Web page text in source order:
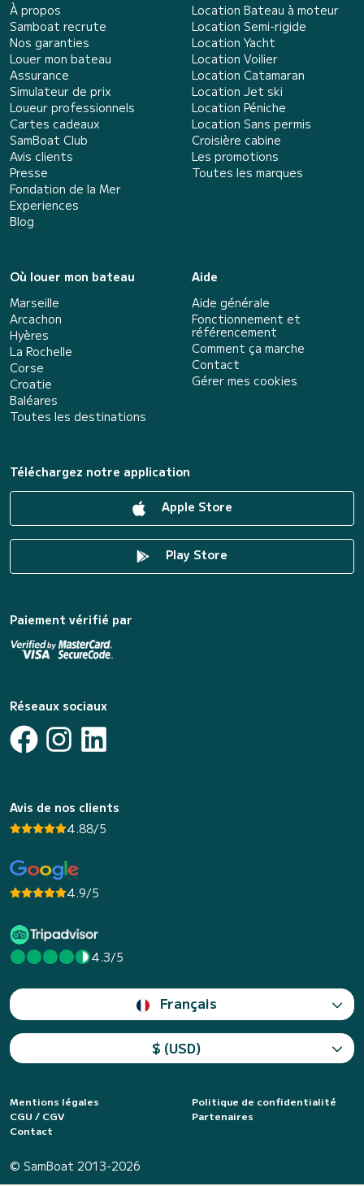
À propos
Samboat recrute
Nos garanties
Louer mon bateau
Assurance
Simulateur de prix
Loueur professionnels
Cartes cadeaux
SamBoat Club
Avis clients
Presse
Fondation de la Mer
Experiences
Blog
Location Bateau à moteur
Location Semi-rigide
Location Yacht
Location Voilier
Location Catamaran
Location Jet ski
Location Péniche
Location Sans permis
Croisière cabine
Les promotions
Toutes les marques
Où louer mon bateau
Marseille
Arcachon
Hyères
La Rochelle
Corse
Croatie
Baléares
Toutes les destinations
Aide
Aide générale
Fonctionnement et
référencement
Comment ça marche
Contact
Gérer mes cookies
Téléchargez notre application
Apple Store
Play Store
Paiement vérifié par
Réseaux sociaux
Avis de nos clients
4.88/5
4.9/5
4.3/5
Français
$ (USD)
Mentions légales
Politique de confidentialité
CGU / CGV
Partenaires
Contact
© SamBoat 2013-2026